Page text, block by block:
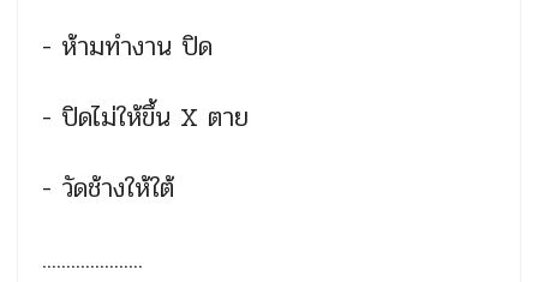
- ห้ามทำงาน ปิด
- ปิดไม่ให้ขึ้น X ตาย
- วัดช้างให้ใต้
.....................